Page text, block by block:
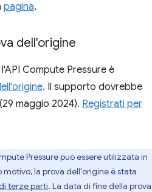
pagina.
dell'origine
Compute Pressure è
. Il supporto dovrebbe
maggio 2024). Registrati per
Pressure può essere utilizzata in
la prova dell'origine è stata
terze parti. La data di fine della prova